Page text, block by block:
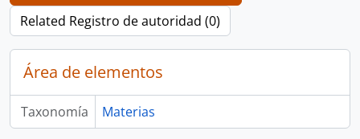
Related Registro de autoridad (0)
Área de elementos
Taxonomía Materias